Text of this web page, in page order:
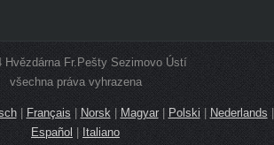
Hvězdárna Fr.Pešty Sezimovo Ústí
všechna práva vyhrazena
| Français Norsk|Magyar| Polski Nederlands
Español
Italiano